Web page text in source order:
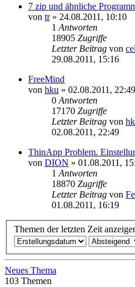
7 zip und ähnliche
von tr» 24.08.2011, 10:10
1 Antworten
18905 Zugriffe
Letzter Beitrag von
29.08.2011, 15:16
FreeMind
von hku » 02.08.2011, 22:49
0 Antworten
17170 Zugriffe
Letzter Beitrag von
02.08.2011, 22:49
ThinApp Problem.
von DION » 01.08.2011,
1 Antworten
18870 Zugriffe
Letzter Beitrag von
01.08.2011, 16:19
Themen der letzten Zeit
Neues Thema
103 Themen